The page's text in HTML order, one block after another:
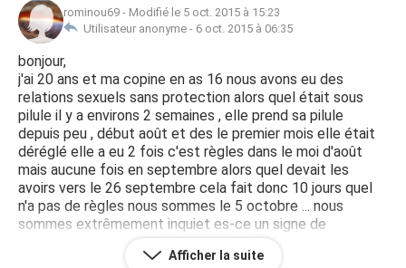
rominou69 - Modifié le 5 oct. 2015 à 15:23
Utilisateur anonyme - 6 oct. 2015 à 06:35
bonjour,
j'ai 20 ans et ma copine en as 16 nous avons eu des
relations sexuels sans protection alors quel était sous
pilule il y a environs 2 semaines , elle prend sa pilule
depuis peu , début août et des le premier mois elle était
déréglé elle a eu 2 fois c'est règles dans le moi d'août
mais aucune fois en septembre alors quel devait les
avoirs vers le 26 septembre cela fait donc 10 jours quel
n'a pas de règles nous sommes le 5 octobre ... nous
sommes extrêmement inquiet es-ce un signe de
grossesse alors quel était sous pilule ??? bizarre quand
Afficher la suite